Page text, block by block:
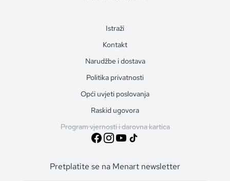
Istraži
Kontakt
Narudžbe i dostava
Politika privatnosti
Opći uvjeti poslovanja
Raskid ugovora
Program vjernosti i darovna kartica
Pretplatite se na Menart newsletter